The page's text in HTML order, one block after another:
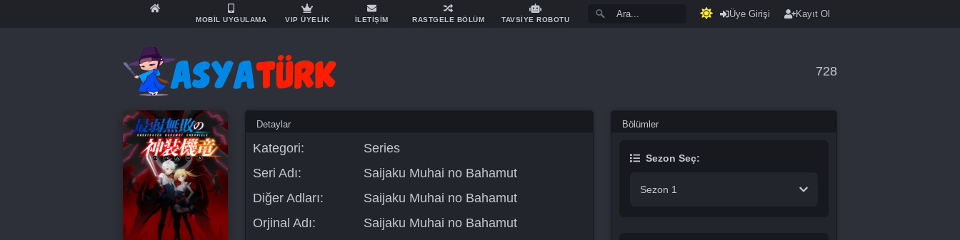
MOBİL UYGULAMA VIP ÜYELİK İLETİŞİM RASTGELE BÖLÜM TAVSİYE ROBOTU
Üye Girişi Kayıt Ol
728
Detaylar
Kategori:
Series
Seri Adı:
Saijaku Muhai no Bahamut
Diğer Adları:
Saijaku Muhai no Bahamut
Orjinal Adı:
Saijaku Muhai no Bahamut
Bölümler
Sezon Seç:
Sezon 1